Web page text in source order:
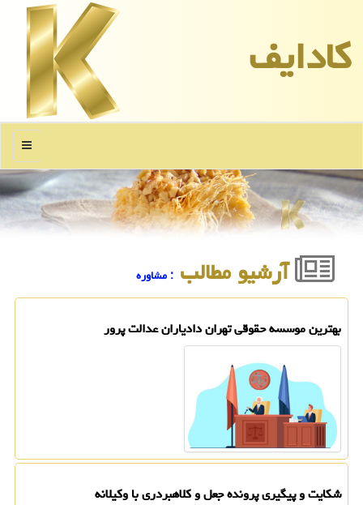
كادایف
منو
آرشیو مطالب : مشاوره
بهترین موسسه حقوقی تهران دادیاران عدالت پرور
شکایت و پیگیری پرونده جعل و کلاهبردری با وکیلانه